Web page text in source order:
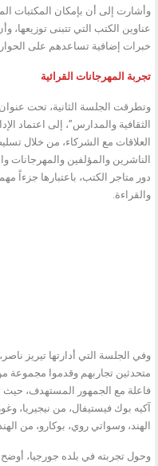
وأشارت إلى أن بإمكان المكتبات
عناوين الكتب التي تتبنى توزيعها،
خبرات إضافية تساعدهم على
تجربة المهرجانات القرائية
وتطرقت الجلسة الثانية، تحت
الثقافية والمدارس”، إلى اعتماد
العلاقات مع الشركاء، من خلال
الناشرين والمؤلفين والمهرجانات
دور متاجر الكتب، باعتبارها جزءاً
والقراءة.
وفي الجلسة التي أدارتها تيريز
متحدثين تجاربهم وقدموا مجموعة
فاعلة مع الجمهور المستهدف،
آكيه بوك فيستيفال، من نيجيريا،
الهند، وسواتي روي، بوكارو، من
وحول تجربته في بلده جورجيا، أوضح